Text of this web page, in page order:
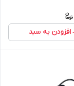
افزودن به سبد